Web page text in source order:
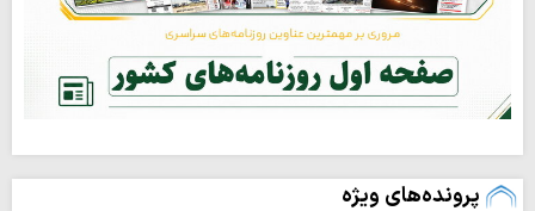
پرونده‌های ویژه